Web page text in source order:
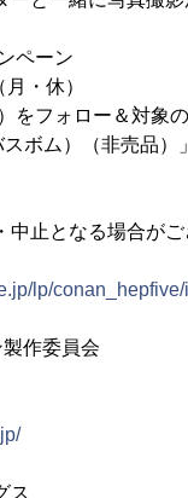
ペーン
・休）
をフォロー＆対象
ボム）（非売品）
止となる場合がご
lp/
作委員会
ス